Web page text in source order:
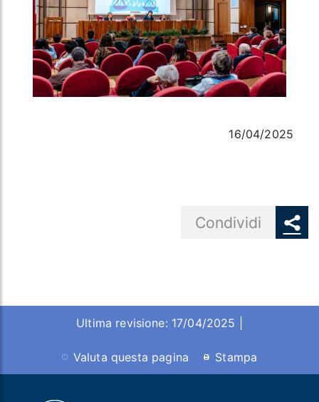
16/04/2025
Condividi
Ultima revisione: 17/04/2025 |
Valuta questa pagina Stampa